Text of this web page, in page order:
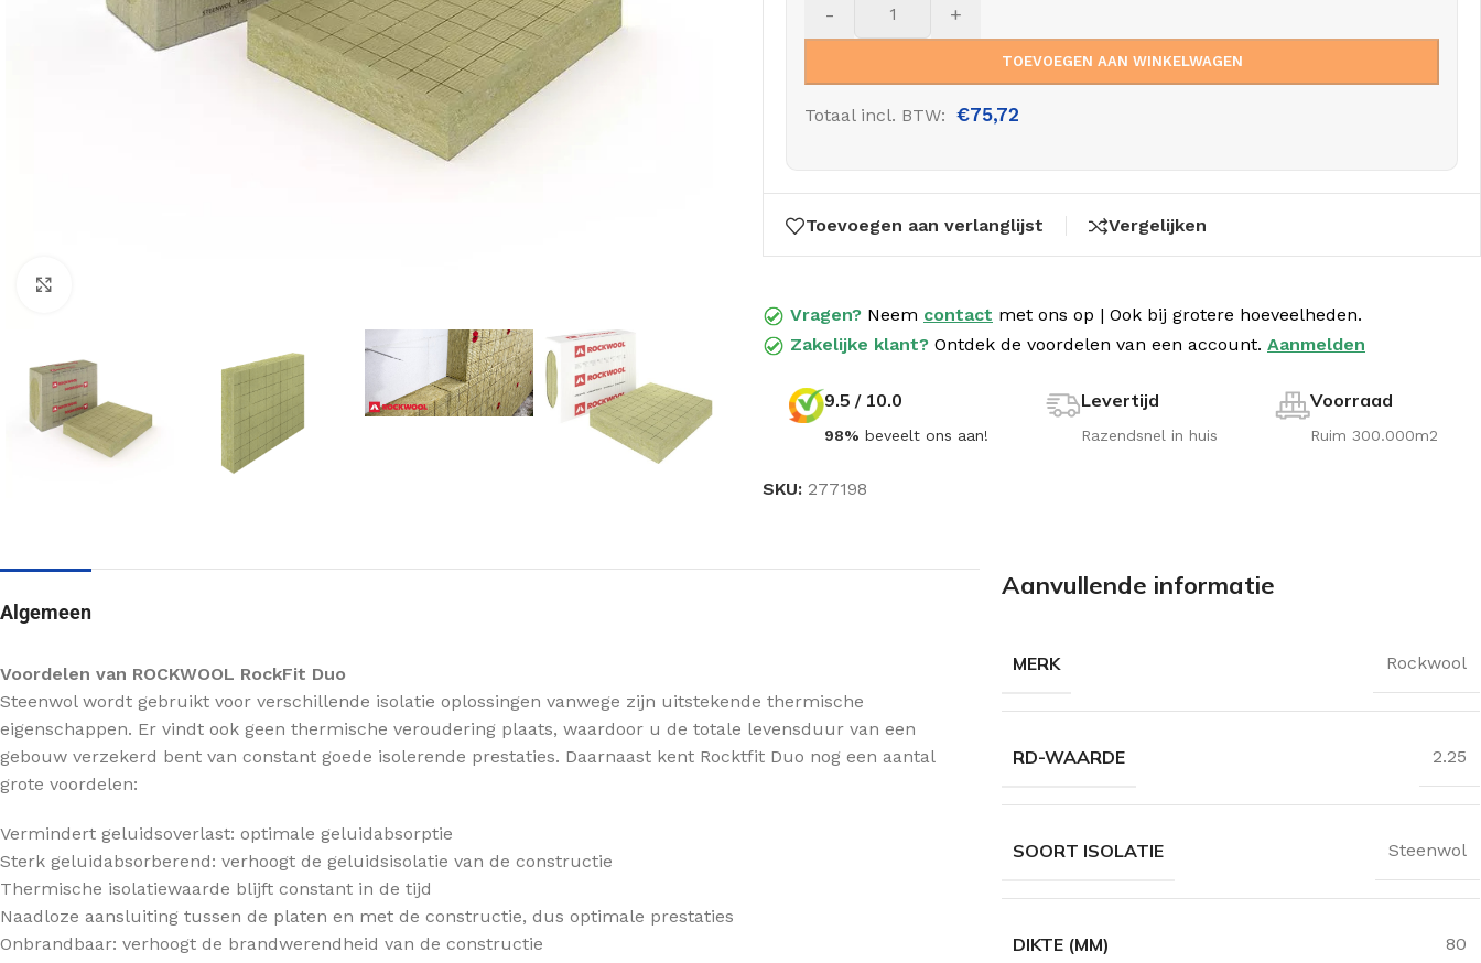
Spouwmuur isolatie
Buitenmuur isolatie
DAKISOLATIE
Platdak isolatie
VLOERISOLATIE
Betonvloer isolatie
Houtenvloer isolatie
HOUTSKELETBOUW
Wandisolatie
Vloerisolatie
OVERIGE ISOLATIE Knauf Naturoll
032, 033, 035 en 037
- +
TOEVOEGEN AAN WINKELWAGEN
Totaal incl. BTW: €75,72
Toevoegen aan verlanglijst Vergelijken
Vragen? Neem contact met ons op | Ook bij grotere hoeveelheden.
Zakelijke klant? Ontdek de voordelen van een account. Aanmelden
9.5 / 10.0
98% beveelt ons aan!
Levertijd
Razendsnel in huis
Voorraad
Ruim 300.000m2
SKU: 277198
Algemeen
Voordelen van ROCKWOOL RockFit Duo
Steenwol wordt gebruikt voor verschillende isolatie oplossingen vanwege zijn uitstekende thermische
eigenschappen. Er vindt ook geen thermische veroudering plaats, waardoor u de totale levensduur van een
gebouw verzekerd bent van constant goede isolerende prestaties. Daarnaast kent Rocktfit Duo nog een aantal
grote voordelen:
Vermindert geluidsoverlast: optimale geluidabsorptie
Sterk geluidabsorberend: verhoogt de geluidsisolatie van de constructie
Thermische isolatiewaarde blijft constant in de tijd
Naadloze aansluiting tussen de platen en met de constructie, dus optimale prestaties
Onbrandbaar: verhoogt de brandwerendheid van de constructie
Aanvullende informatie
MERK Rockwool
RD-WAARDE 2.25
SOORT ISOLATIE Steenwol
DIKTE (MM) 80